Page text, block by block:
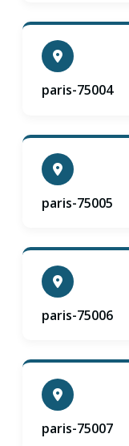
paris-75004
paris-75005
paris-75006
paris-75007